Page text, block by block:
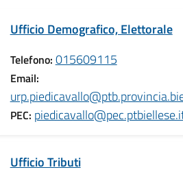
Ufficio Demografico, Elettorale
Telefono: 015609115
Email:
PEC:
Ufficio Tributi